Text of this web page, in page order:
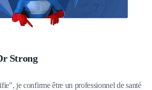
Strong
je confirme être un professionnel de santé